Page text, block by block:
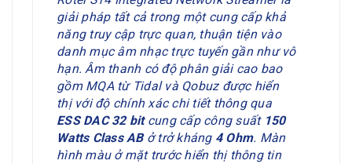
giải pháp tất cả trong một cung cấp khả
năng truy cập trực quan, thuận tiện vào
danh mục âm nhạc trực tuyến gần như vô
hạn. Âm thanh có độ phân giải cao bao
gồm MQA từ Tidal và Qobuz được hiển
thị với độ chính xác chi tiết thông qua
ESS DAC 32 bitcung cấp công suất 150
Watts Class ABở trở kháng 4 Ohm. Màn
hình màu ở mặt trước hiển thị thông tin